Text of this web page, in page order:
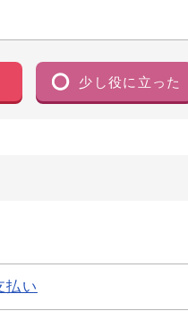
少し役に立った
払い